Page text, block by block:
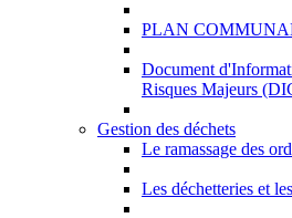
PLAN
Document
Risques Majeurs
Gestion des déchets
Le ramassage des
Les déchetteries et